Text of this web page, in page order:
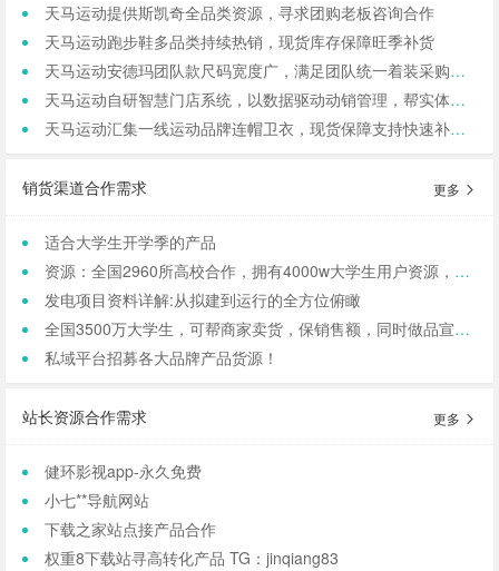
天马运动提供斯凯奇全品类资源，寻求团购老板咨询合作
天马运动跑步鞋多品类持续热销，现货库存保障旺季补货
天马运动安德玛团队款尺码宽度广，满足团队统一着装采购需求
天马运动自研智慧门店系统，以数据驱动动销管理，帮实体商家轻量化运营
天马运动汇集一线运动品牌连帽卫衣，现货保障支持快速补货，寻求b端商家合作
销货渠道合作需求 更多
适合大学生开学季的产品
资源：全国2960所高校合作，拥有4000w大学生用户资源，8万+发底薪的校内学生团长，需求符合大学生日常消费的产品，可保RIO
发电项目资料详解:从拟建到运行的全方位俯瞰
全国3500万大学生，可帮商家卖货，保销售额，同时做品宣和私域搭建！
私域平台招募各大品牌产品货源！
站长资源合作需求 更多
健环影视app-永久免费
小七**导航网站
下载之家站点接产品合作
权重8下载站寻高转化产品 TG：jinqiang83